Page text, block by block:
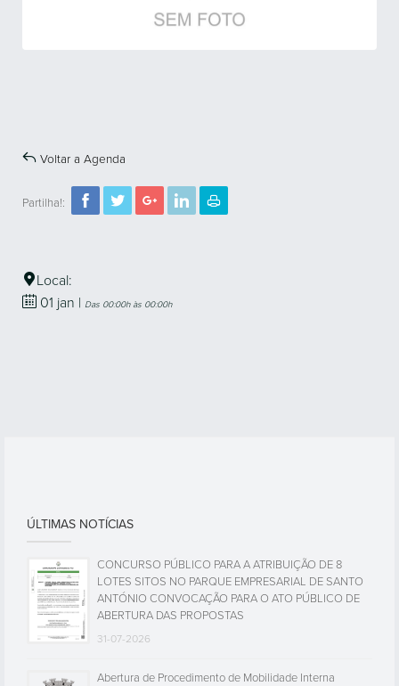
Voltar a Agenda
Partilha!:
Local:
01 jan | Das 00:00h às 00:00h
ÚLTIMAS NOTÍCIAS
CONCURSO PÚBLICO PARA A ATRIBUIÇÃO DE 8
LOTES SITOS NO PARQUE EMPRESARIAL DE SANTO
ANTÓNIO CONVOCAÇÃO PARA O ATO PÚBLICO DE
ABERTURA DAS PROPOSTAS
31-07-2026
Abertura de Procedimento de Mobilidade Interna